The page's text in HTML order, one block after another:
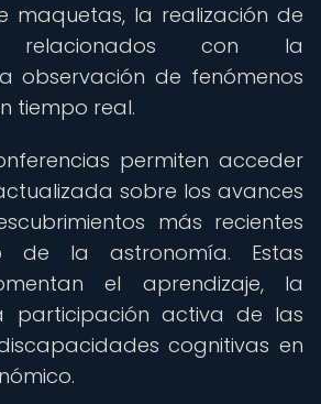
maquetas, la realización de
relacionados con la
observación de fenómenos
tiempo real.
permiten acceder
sobre los avances
más recientes
la astronomía. Estas
el aprendizaje, la
participación activa de las
cognitivas en